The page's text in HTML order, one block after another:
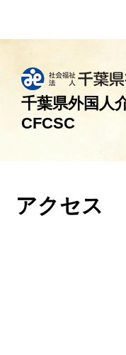
千葉県外国人
CFCSC
アクセス